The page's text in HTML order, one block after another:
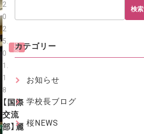
2
0
2
5.
0
1.
1
8
国
際
交
【国際
交流
部】麗
検索
カテゴリー
お知らせ
学校長ブログ
桜NEWS